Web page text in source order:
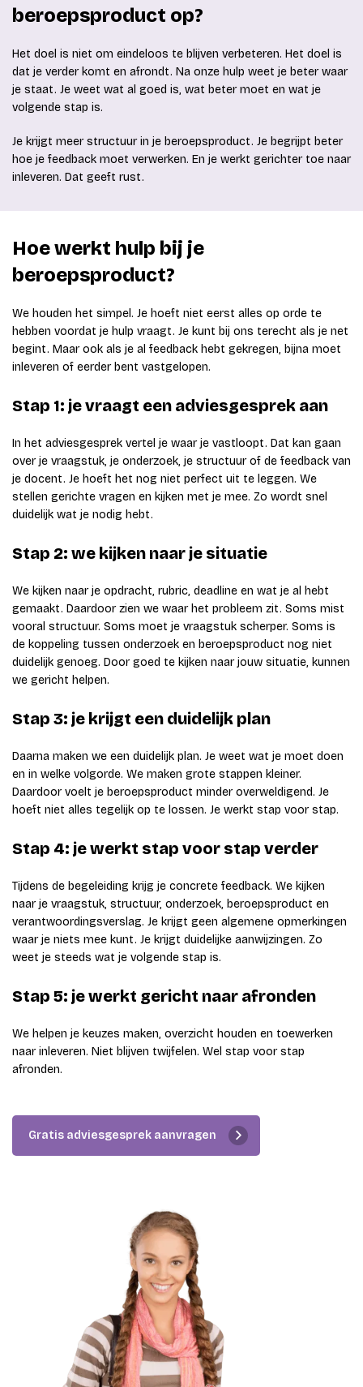
beroepsproduct op?
Het doel is niet om eindeloos te blijven verbeteren. Het doel is
dat je verder komt en afrondt. Na onze hulp weet je beter waar
je staat. Je weet wat al goed is, wat beter moet en wat je
volgende stap is.
Je krijgt meer structuur in je beroepsproduct. Je begrijpt beter
hoe je feedback moet verwerken. En je werkt gerichter toe naar
inleveren. Dat geeft rust.
Hoe werkt hulp bij je
beroepsproduct?
We houden het simpel. Je hoeft niet eerst alles op orde te
hebben voordat je hulp vraagt. Je kunt bij ons terecht als je net
begint. Maar ook als je al feedback hebt gekregen, bijna moet
inleveren of eerder bent vastgelopen.
Stap 1: je vraagt een adviesgesprek aan
In het adviesgesprek vertel je waar je vastloopt. Dat kan gaan
over je vraagstuk, je onderzoek, je structuur of de feedback van
je docent. Je hoeft het nog niet perfect uit te leggen. We
stellen gerichte vragen en kijken met je mee. Zo wordt snel
duidelijk wat je nodig hebt.
Stap 2: we kijken naar je situatie
We kijken naar je opdracht, rubric, deadline en wat je al hebt
gemaakt. Daardoor zien we waar het probleem zit. Soms mist
vooral structuur. Soms moet je vraagstuk scherper. Soms is
de koppeling tussen onderzoek en beroepsproduct nog niet
duidelijk genoeg. Door goed te kijken naar jouw situatie, kunnen
we gericht helpen.
Stap 3: je krijgt een duidelijk plan
Daarna maken we een duidelijk plan. Je weet wat je moet doen
en in welke volgorde. We maken grote stappen kleiner.
Daardoor voelt je beroepsproduct minder overweldigend. Je
hoeft niet alles tegelijk op te lossen. Je werkt stap voor stap.
Stap 4: je werkt stap voor stap verder
Tijdens de begeleiding krijg je concrete feedback. We kijken
naar je vraagstuk, structuur, onderzoek, beroepsproduct en
verantwoordingsverslag. Je krijgt geen algemene opmerkingen
waar je niets mee kunt. Je krijgt duidelijke aanwijzingen. Zo
weet je steeds wat je volgende stap is.
Stap 5: je werkt gericht naar afronden
We helpen je keuzes maken, overzicht houden en toewerken
naar inleveren. Niet blijven twijfelen. Wel stap voor stap
afronden.
Gratis adviesgesprek aanvragen